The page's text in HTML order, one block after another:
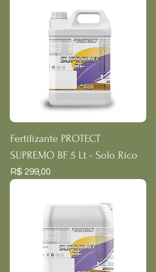
Fertilizante PROTECT
SUPREMO BF 5 Lt - Solo Rico
Preço
R$ 299,00